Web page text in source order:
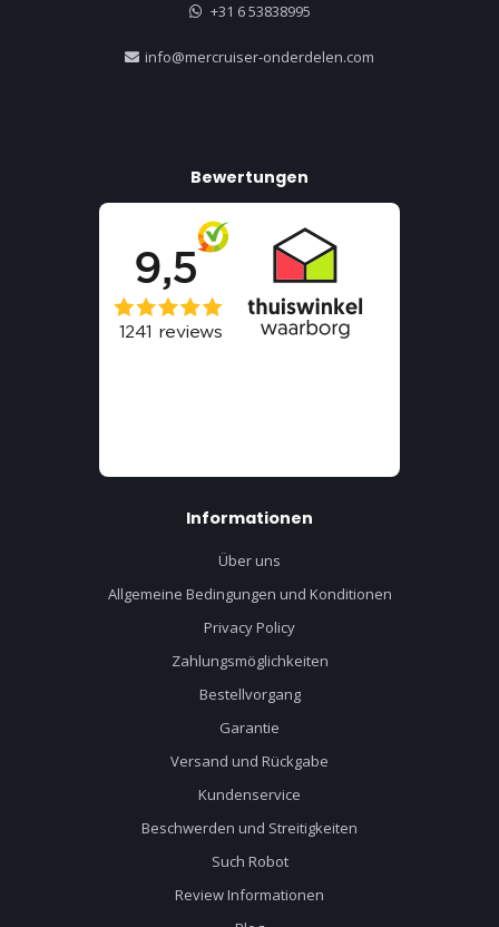
+31 6 53838995
info@mercruiser-onderdelen.com
Bewertungen
Informationen
Über uns
Allgemeine Bedingungen und Konditionen
Privacy Policy
Zahlungsmöglichkeiten
Bestellvorgang
Garantie
Versand und Rückgabe
Kundenservice
Beschwerden und Streitigkeiten
Such Robot
Review Informationen